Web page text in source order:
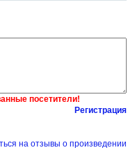
посетители!
Регистрация
на отзывы о произведении